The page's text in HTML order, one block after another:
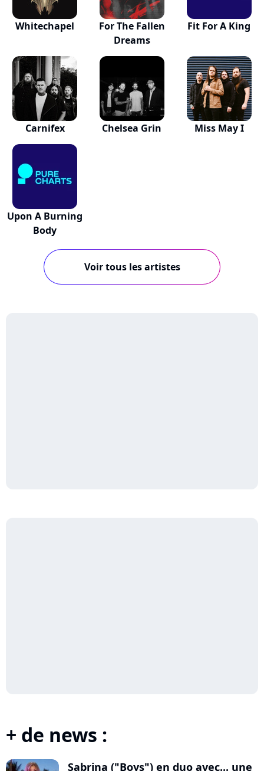
Whitechapel
For The Fallen
Dreams
Fit For A King
Carnifex Chelsea Grin Miss May I
Upon A Burning
Body
Voir tous les artistes
+ de news :
Sabrina ("Boys") en duo avec... une